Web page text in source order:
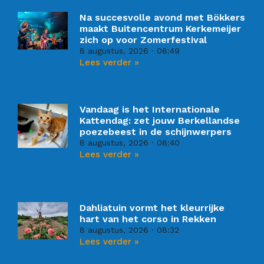
Na succesvolle avond met Bökkers
maakt Buitencentrum Kerkemeijer
zich op voor Zomerfestival
8 augustus, 2026 08:49
Lees verder »
Vandaag is het Internationale
Kattendag: zet jouw Berkellandse
poezebeest in de schijnwerpers
8 augustus, 2026 08:40
Lees verder »
Dahliatuin vormt het kleurrijke
hart van het corso in Rekken
8 augustus, 2026 08:32
Lees verder »